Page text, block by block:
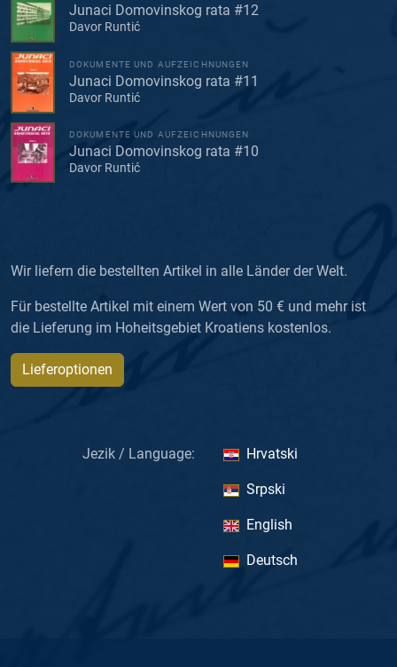
Junaci Domovinskog rata #12
Davor Runtić
DOKUMENTE UND AUFZEICHNUNGEN
Junaci Domovinskog rata #11
Davor Runtić
DOKUMENTE UND AUFZEICHNUNGEN
Junaci Domovinskog rata #10
Davor Runtić
Wir liefern die bestellten Artikel in alle Länder der Welt.
Für bestellte Artikel mit einem Wert von 50 € und mehr ist
die Lieferung im Hoheitsgebiet Kroatiens kostenlos.
Lieferoptionen
Jezik / Language: Hrvatski
Srpski
English
Deutsch